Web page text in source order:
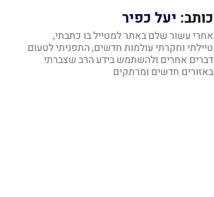
כותב: יעל כפיר
אחרי עשור שלם באתר למטייל בו כתבתי,
טיילתי וחקרתי עולמות חדשים, התפניתי לטעום
דברים אחרים ולהשתמש בידע הרב שצברתי
באזורים חדשים ומרתקים